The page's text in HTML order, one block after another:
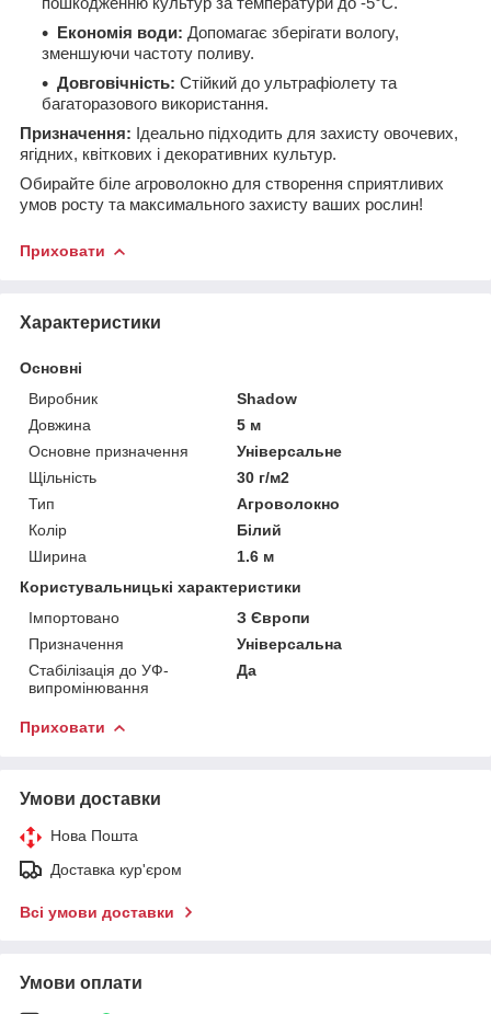
Економія води: Допомагає зберігати вологу,
зменшуючи частоту поливу.
Довговічність: Стійкий до ультрафіолету та
багаторазового використання.
Призначення: Ідеально підходить для захисту овочевих,
ягідних, квіткових і декоративних культур.
Обирайте біле агроволокно для створення сприятливих
умов росту та максимального захисту ваших рослин!
Приховати
Характеристики
Основні
Виробник
Shadow
Довжина
5 м
Основне призначення
Універсальне
Щільність
30 г/м2
Тип
Агроволокно
Колір
Білий
Ширина
1.6 м
Користувальницькі характеристики
Імпортовано
З Європи
Призначення
Універсальна
Стабілізація до УФ-
випромінювання
Да
Приховати
Умови доставки
Нова Пошта
Доставка кур'єром
Всі умови доставки
Умови оплати